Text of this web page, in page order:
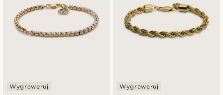
Wygraweruj Wygraweruj